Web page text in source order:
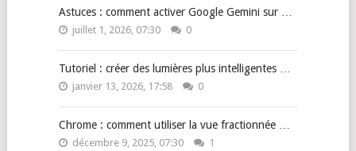
Astuces : comment activer Google Gemini sur …
juillet 1, 2026, 07:30 0
Tutoriel : créer des lumières plus intelligentes …
janvier 13, 2026, 17:58 0
Chrome : comment utiliser la vue fractionnée …
décembre 9, 2025, 07:30 1